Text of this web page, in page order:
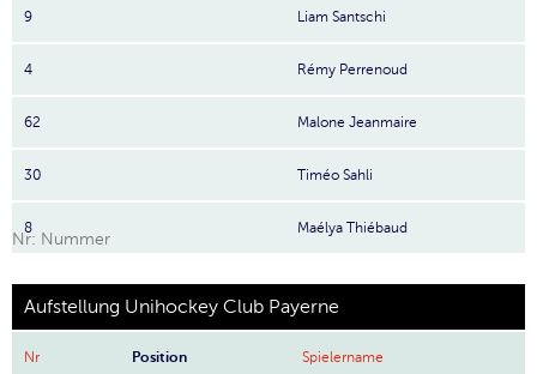
9 Liam Santschi
4 Rémy Perrenoud
62 Malone Jeanmaire
30 Timéo Sahli
8 Maélya Thiébaud
Nr: Nummer
Aufstellung Unihockey Club Payerne
Nr Position Spielername